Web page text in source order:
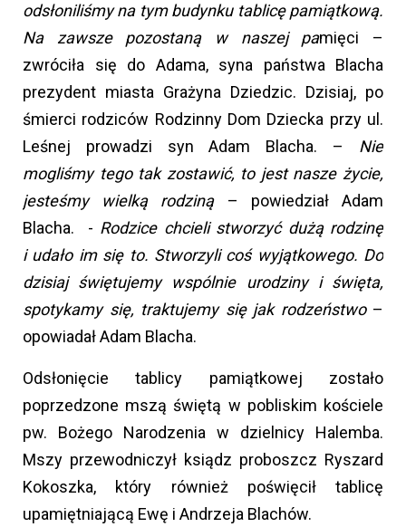
odsłoniliśmy na tym budynku tablicę pamiątkową.
Na zawsze pozostaną w naszej pamięci –
zwróciła się do Adama, syna państwa Blacha
prezydent miasta Grażyna Dziedzic. Dzisiaj, po
śmierci rodziców Rodzinny Dom Dziecka przy ul.
Leśnej prowadzi syn Adam Blacha. – Nie
mogliśmy tego tak zostawić, to jest nasze życie,
jesteśmy wielką rodziną– powiedział Adam
Blacha. - Rodzice chcieli stworzyć dużą rodzinę
i udało im się to. Stworzyli coś wyjątkowego. Do
dzisiaj świętujemy wspólnie urodziny i święta,
spotykamy się, traktujemy się jak rodzeństwo–
opowiadał Adam Blacha.
Odsłonięcie tablicy pamiątkowej zostało
poprzedzone mszą świętą w pobliskim kościele
pw. Bożego Narodzenia w dzielnicy Halemba.
Mszy przewodniczył ksiądz proboszcz Ryszard
Kokoszka, który również poświęcił tablicę
upamiętniającą Ewę i Andrzeja Blachów.